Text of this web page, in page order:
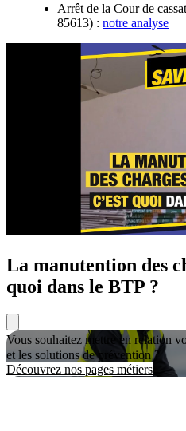
Arrêt de la Cour de
85613) : notre analyse
La manutention des
quoi dans le BTP ?
Vous souhaitez mettre en relation
et les solutions de prévention ?
Découvrez nos pages métiers